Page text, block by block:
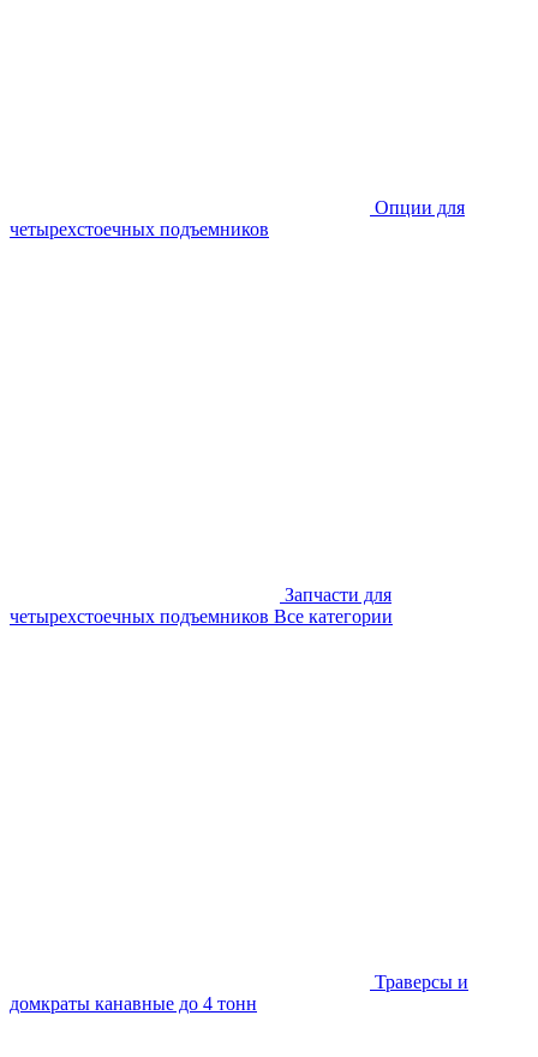
Опции для
четырехстоечных подъемников
Запчасти для
четырехстоечных подъемников Все категории
Траверсы и
домкраты канавные до 4 тонн